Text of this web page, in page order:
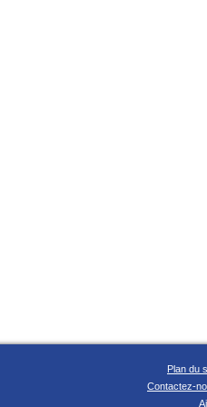
Plan du
Contactez-